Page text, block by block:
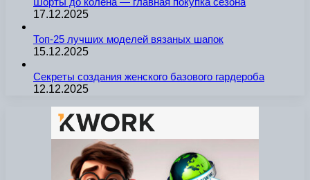
17.12.2025
Топ-25 лучших моделей вязаных шапок
15.12.2025
Секреты создания женского базового гардероба
12.12.2025